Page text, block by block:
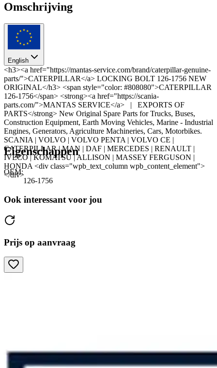
Omschrijving
English
<h3><a href="https://mantas-service.com/brand/caterpillar-genuine-
parts/">CATERPILLAR</a> LOCKING BOLT 126-1756 NEW
ORIGINAL</h3> <span style="color: #808080">CATERPILLAR
126-1756</span> <strong><a href="https://scania-
parts.com/">MANTAS SERVICE</a> | EXPORTS OF
PARTS</strong> New Original Spare Parts for Trucks, Buses,
Construction Equipment, Earth Moving Vehicles, Marine - Industrial
Engines, Generators, Agriculture Machineries, Cars, Motorbikes.
SCANIA | VOLVO | VOLVO PENTA | VOLVO CE |
CATERPILLAR | MAN | DAF | MERCEDES | RENAULT |
IVECO | KOMATSU | ALLISON | MASSEY FERGUSON |
HONDA <div class="wpb_text_column wpb_content_element">
</div>
Eigenschappen
OEM:
126-1756
Ook interessant voor jou
Prijs op aanvraag